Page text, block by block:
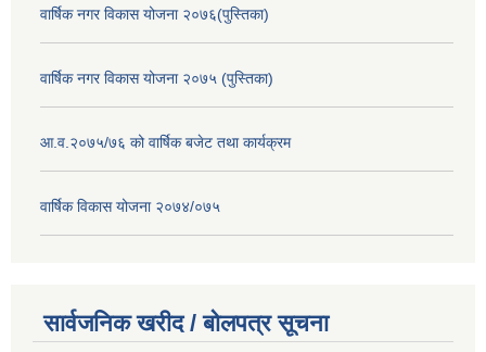
वार्षिक नगर विकास योजना २०७६(पुस्तिका)
वार्षिक नगर विकास योजना २०७५ (पुस्तिका)
आ.व.२०७५/७६ को वार्षिक बजेट तथा कार्यक्रम
वार्षिक विकास योजना २०७४/०७५
सार्वजनिक खरीद / बोलपत्र सूचना